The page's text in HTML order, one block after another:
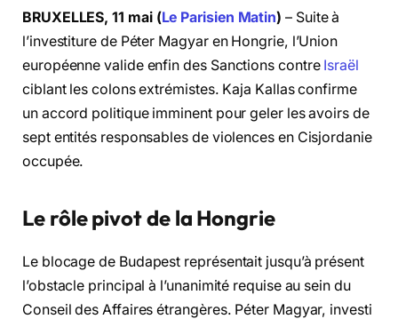
BRUXELLES, 11 mai (Le Parisien Matin) – Suite à
l’investiture de Péter Magyar en Hongrie, l’Union
européenne valide enfin des Sanctions contre Israël
ciblant les colons extrémistes. Kaja Kallas confirme
un accord politique imminent pour geler les avoirs de
sept entités responsables de violences en Cisjordanie
occupée.
Le rôle pivot de la Hongrie
Le blocage de Budapest représentait jusqu’à présent
l’obstacle principal à l’unanimité requise au sein du
Conseil des Affaires étrangères. Péter Magyar, investi